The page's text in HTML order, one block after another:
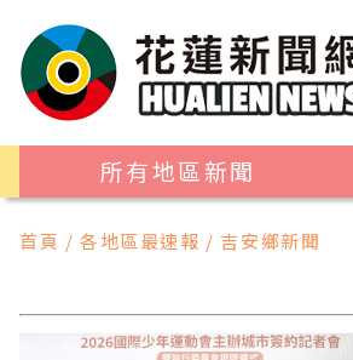
所有地區新聞
首頁 / 各地區最速報 / 吉安鄉新聞